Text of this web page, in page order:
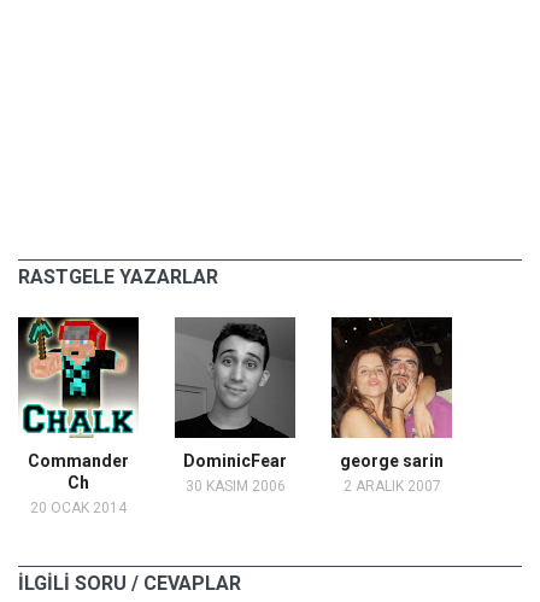
RASTGELE YAZARLAR
Commander
Ch
20 OCAK 2014
DominicFear
30 KASIM 2006
george sarin
2 ARALIK 2007
İLGİLİ SORU / CEVAPLAR